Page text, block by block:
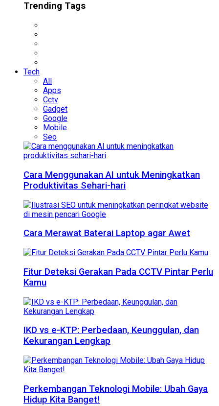
Trending Tags
Tech
All
Apps
Cctv
Gadget
Google
Mobile
Seo
Cara Menggunakan AI untuk Meningkatkan
Produktivitas Sehari-hari
Cara Merawat Baterai Laptop agar Awet
Fitur Deteksi Gerakan Pada CCTV Pintar Perlu
Kamu
IKD vs e-KTP: Perbedaan, Keunggulan, dan
Kekurangan Lengkap
Perkembangan Teknologi Mobile: Ubah Gaya
Hidup Kita Banget!